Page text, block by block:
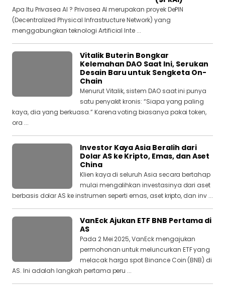
Apa Itu Privasea AI ? Privasea AI merupakan proyek DePIN
(Decentralized Physical Infrastructure Network) yang
menggabungkan teknologi Artificial Inte ...
Vitalik Buterin Bongkar
Kelemahan DAO Saat Ini, Serukan
Desain Baru untuk Sengketa On-
Chain
Menurut Vitalik, sistem DAO saat ini punya
satu penyakit kronis: “Siapa yang paling
kaya, dia yang berkuasa.” Karena voting biasanya pakai token,
ora ...
Investor Kaya Asia Beralih dari
Dolar AS ke Kripto, Emas, dan Aset
China
Klien kaya di seluruh Asia secara bertahap
mulai mengalihkan investasinya dari aset
berbasis dolar AS ke instrumen seperti emas, aset kripto, dan inv ...
VanEck Ajukan ETF BNB Pertama di
AS
Pada 2 Mei 2025, VanEck mengajukan
permohonan untuk meluncurkan ETF yang
melacak harga spot Binance Coin (BNB) di
AS. Ini adalah langkah pertama peru ...